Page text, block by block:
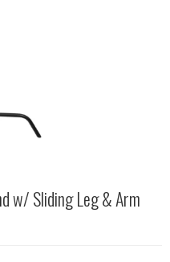
w/ Sliding Leg & Arm